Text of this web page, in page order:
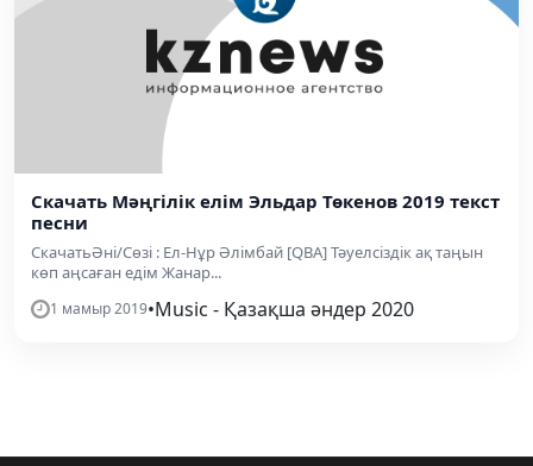
Скачать Мәңгілік елім Эльдар Төкенов 2019 текст
песни
СкачатьӘні/Сөзі : Ел-Нұр Әлімбай [QBA] Тәуелсіздік ақ таңын
көп аңсаған едім Жанар...
1 мамыр 2019•Music - Қазақша әндер 2020